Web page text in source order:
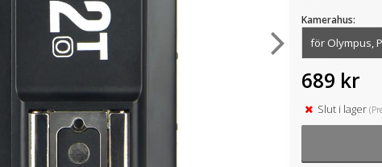
med
metall
Fotoparaply Silver med
svart utsida
199 kr
VÄLJ
Ledbar Paraplyhållare
metall med 2 stycken
spigot
★★★
LÄGG I VARUKORG
Kamerahus:
689 kr
Slut i lager